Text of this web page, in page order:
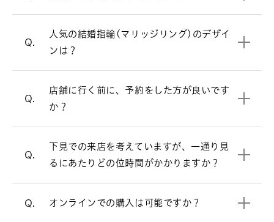
Q.
人気の結婚指輪(マリッジリング)のデザイ
ンは？
V字ラインの結婚指輪を見る
Q.
店舗に行く前に、予約をした方が良いです
か？
A.
いませんが、週末はお時間帯によっては
頂けるとお待たせすることなくスムーズ
にご案内させて頂きます。
Q.
下見での来店を考えていますが、一通り見
るにあたりどの位時間がかかりますか？
A.
お客様により様々ですが、ゆっくりご覧
頂きますと、だいたい1時間半～2時間く
に合わせてご案内いたします。
Q. オンラインでの購入は可能ですか？
A.
すので、ご安心ください。
電話でのご相談も承っております。
オンラインショップ